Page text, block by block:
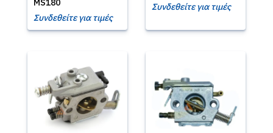
MS180
Συνδεθείτε για τιμές
Συνδεθείτε για τιμές